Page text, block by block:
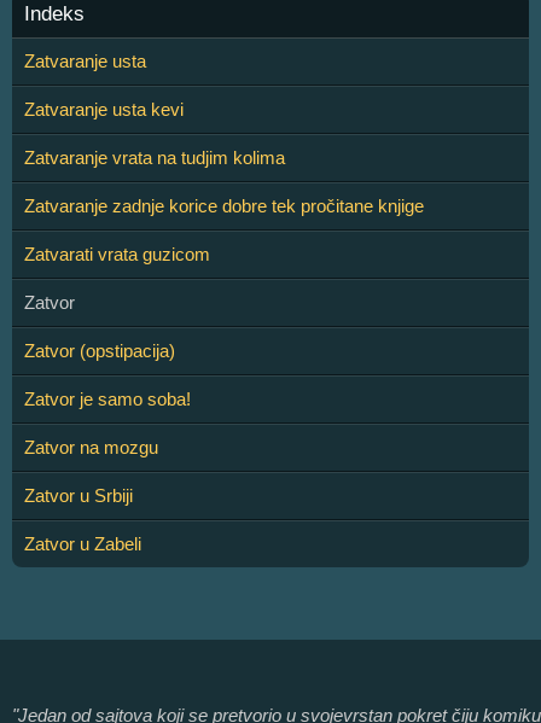
Indeks
Zatvaranje usta
Zatvaranje usta kevi
Zatvaranje vrata na tudjim kolima
Zatvaranje zadnje korice dobre tek pročitane knjige
Zatvarati vrata guzicom
Zatvor
Zatvor (opstipacija)
Zatvor je samo soba!
Zatvor na mozgu
Zatvor u Srbiji
Zatvor u Zabeli
"Jedan od sajtova koji se pretvorio u svojevrstan pokret čiju komiku